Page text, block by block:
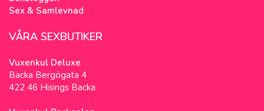
Sex & Samlevnad
VÅRA SEXBUTIKER
Vuxenkul Deluxe
Backa Bergögata 4
422 46 Hisings Backa